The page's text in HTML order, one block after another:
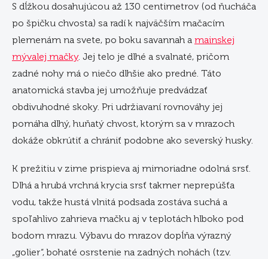
S dĺžkou dosahujúcou až 130 centimetrov (od ňucháča
po špičku chvosta) sa radí k najväčším mačacím
plemenám na svete, po boku savannah a mainskej
mývalej mačky. Jej telo je dlhé a svalnaté, pričom
zadné nohy má o niečo dlhšie ako predné. Táto
anatomická stavba jej umožňuje predvádzať
obdivuhodné skoky. Pri udržiavaní rovnováhy jej
pomáha dlhý, huňatý chvost, ktorým sa v mrazoch
dokáže obkrútiť a chrániť podobne ako severský husky.
K prežitiu v zime prispieva aj mimoriadne odolná srsť.
Dlhá a hrubá vrchná krycia srsť takmer neprepúšťa
vodu, takže hustá vlnitá podsada zostáva suchá a
spoľahlivo zahrieva mačku aj v teplotách hlboko pod
bodom mrazu. Výbavu do mrazov dopĺňa výrazný
„golier“, bohaté osrstenie na zadných nohách (tzv.